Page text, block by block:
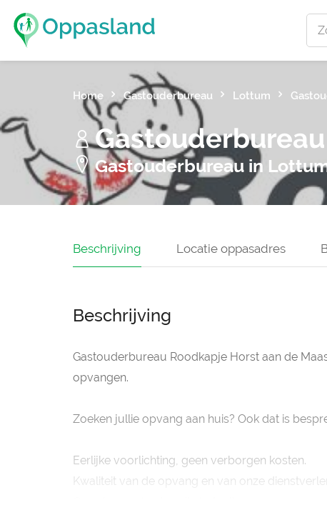
Home Gastouderbureau Lottum
Gastouderbureau in
Beschrijving Locatie oppasadres
Beschrijving
Gastouderbureau Roodkapje Horst aan de
opvangen.
Zoeken jullie opvang aan huis? Ook dat is
Eerlijke voorlichting, geen verborgen kosten.
Kwaliteit van de opvang en van onze